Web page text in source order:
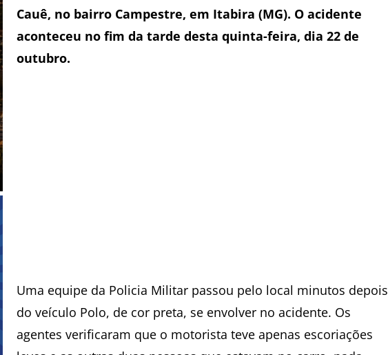
Cauê, no bairro Campestre, em Itabira (MG). O acidente
aconteceu no fim da tarde desta quinta-feira, dia 22 de
outubro.
Uma equipe da Policia Militar passou pelo local minutos depois
do veículo Polo, de cor preta, se envolver no acidente. Os
agentes verificaram que o motorista teve apenas escoriações